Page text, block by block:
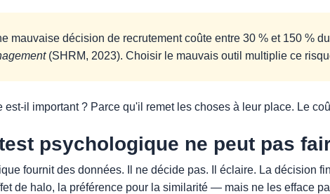
mauvaise décision de recrutement coûte entre 30 % et 150 %
(SHRM, 2023). Choisir le mauvais outil multiplie ce
est-il important ? Parce qu'il remet les choses à leur place. Le
psychologique ne peut pas
fournit des données. Il ne décide pas. Il éclaire. La décision
de halo, la préférence pour la similarité — mais ne les efface